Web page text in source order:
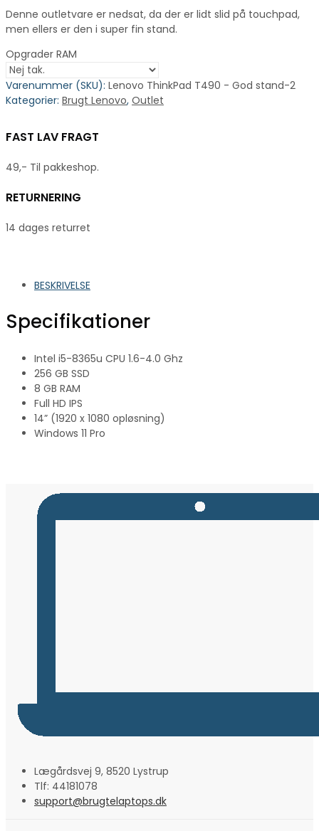
Denne outletvare er nedsat, da der er lidt slid på touchpad,
men ellers er den i super fin stand.
Opgrader RAM
Varenummer (SKU): Lenovo ThinkPad T490 - God stand-2
Kategorier: Brugt Lenovo, Outlet
FAST LAV FRAGT
49,- Til pakkeshop.
RETURNERING
14 dages returret
BESKRIVELSE
Specifikationer
Intel i5-8365u CPU 1.6-4.0 Ghz
256 GB SSD
8 GB RAM
Full HD IPS
14” (1920 x 1080 opløsning)
Windows 11 Pro
Lægårdsvej 9, 8520 Lystrup
Tlf: 44181078
support@brugtelaptops.dk